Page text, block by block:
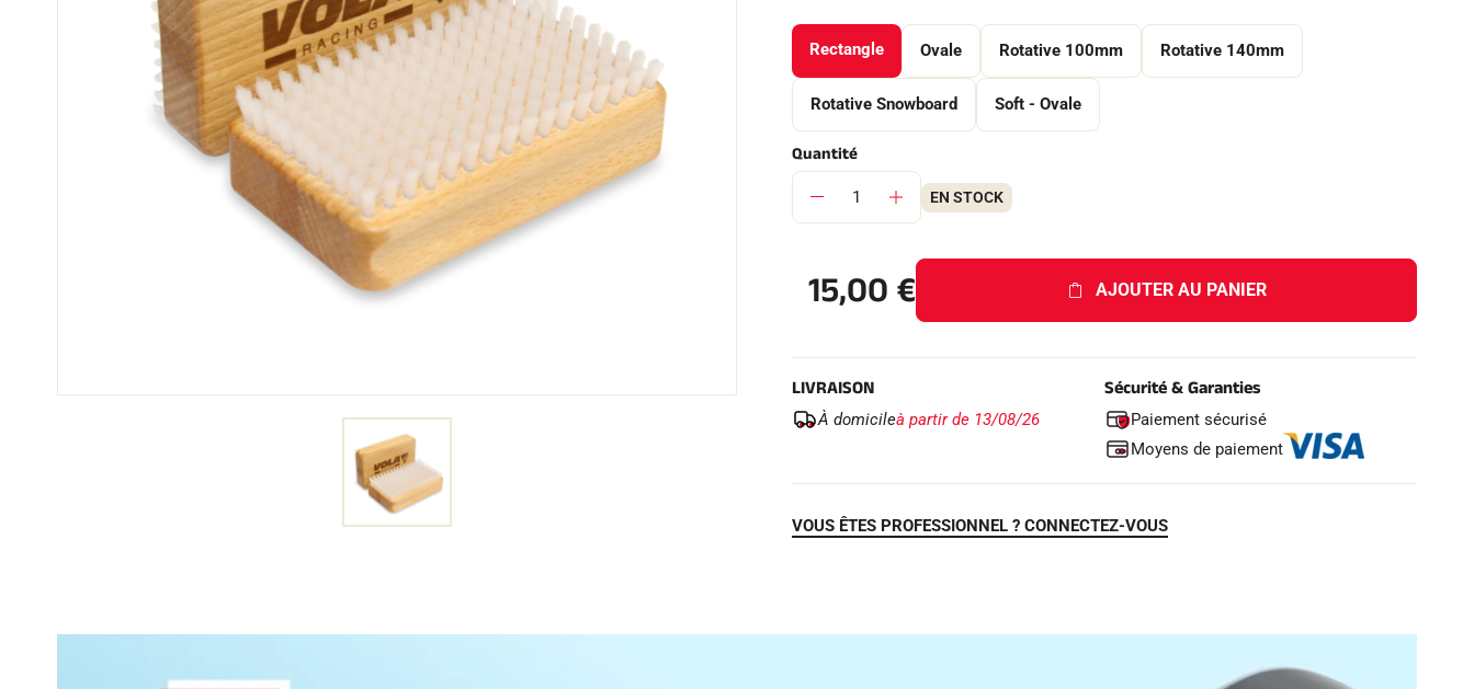
COMPÉTITION
SKI TOUT
TERRAIN SKI DE FOND
Rectangle Ovale Rotative 100mm Rotative 140mm
Rotative Snowboard Soft - Ovale
Quantité
EN STOCK
15,00€ AJOUTER AU PANIER
LIVRAISON
À domicileà partir de 13/08/26
Sécurité & Garanties
Paiement sécurisé
Moyens de paiement
VOUS ÊTES PROFESSIONNEL ? CONNECTEZ-VOUS